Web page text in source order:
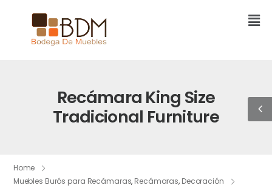
Recámara King Size
Tradicional Furniture
Home
Muebles Burós para Recámaras, Recámaras, Decoración